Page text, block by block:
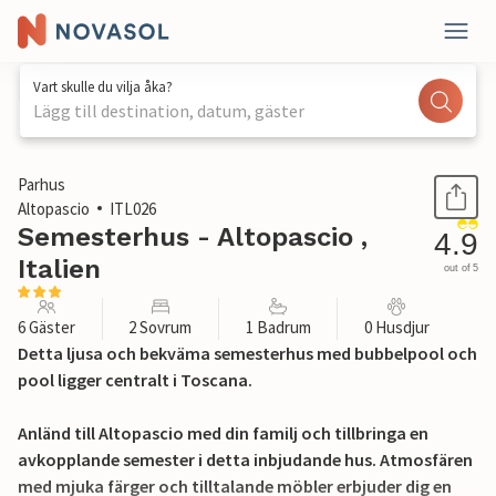
Vart skulle du vilja åka?
Lägg till destination, datum, gäster
1 / 24
Parhus
Altopascio
ITL026
Semesterhus - Altopascio ,
Italien
4.9
out of 5
6 Gäster 2 Sovrum 1 Badrum 0 Husdjur
Detta ljusa och bekväma semesterhus med bubbelpool och
pool ligger centralt i Toscana.
Anländ till Altopascio med din familj och tillbringa en
avkopplande semester i detta inbjudande hus. Atmosfären
med mjuka färger och tilltalande möbler erbjuder dig en